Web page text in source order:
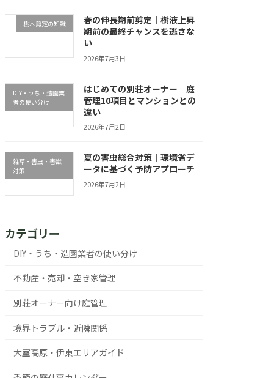
樹木剪定の知識
春の伸長期前剪定｜樹液上昇
期前の最終チャンスを逃さな
い
2026年7月3日
DIY・うち・造園業
者の使い分け
はじめての別荘オーナー｜庭
管理10項目とマンションとの
違い
2026年7月2日
雑草・害虫・害獣
対策
夏の害虫総合対策｜環境省デ
ータに基づく予防アプローチ
2026年7月2日
カテゴリー
DIY・うち・造園業者の使い分け
不動産・売却・空き家管理
別荘オーナー向け庭管理
境界トラブル・近隣関係
大室高原・伊東エリアガイド